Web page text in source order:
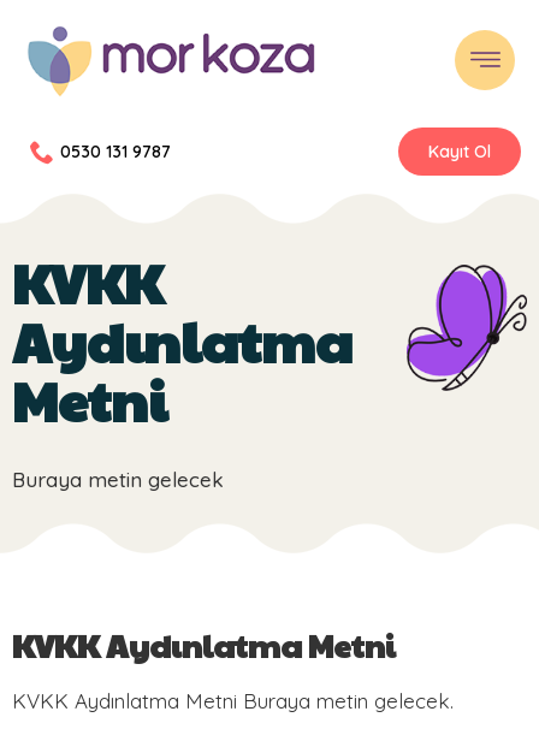
0530 131 9787 Kayıt Ol
KVKK
Aydınlatma
Metni
Buraya metin gelecek
KVKK Aydınlatma Metni
KVKK Aydınlatma Metni Buraya metin gelecek.